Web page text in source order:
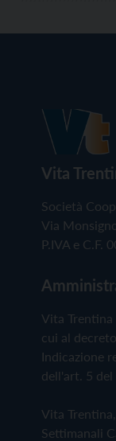
Vita
Società
Via
P.IVA e C.F.
Vita
cui al
Indicazione
dell'art. 5 del
Vita
Settimanali